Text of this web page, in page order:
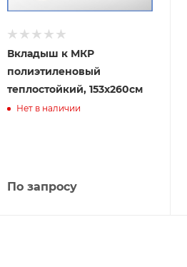
Вкладыш к МКР
полиэтиленовый
теплостойкий, 153x260см
Нет в наличии
По запросу